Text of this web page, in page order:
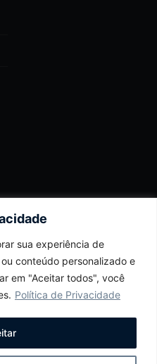
sua experiência de
conteúdo personalizado e
em "Aceitar todos", você
Política de Privacidade